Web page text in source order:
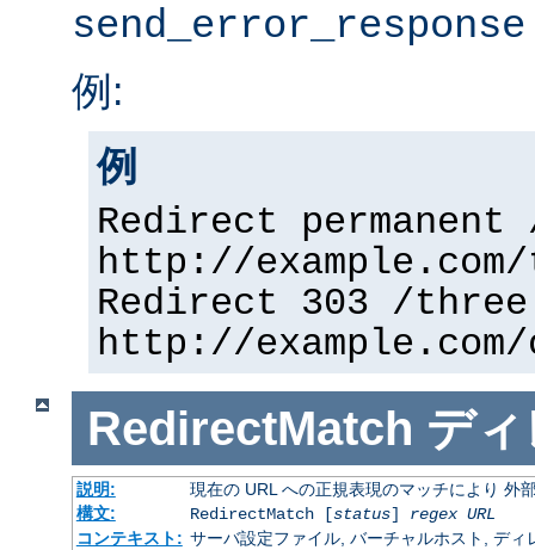
send_error_response
例:
例
Redirect permanent
http://example.com/
Redirect 303 /three
http://
RedirectMatch デ
説明:
現在の URL への正規表現のマッチにより 外
構文:
RedirectMatch [status] regex URL
コンテキスト: サーバ設定ファイル, バーチャルホスト, ディ